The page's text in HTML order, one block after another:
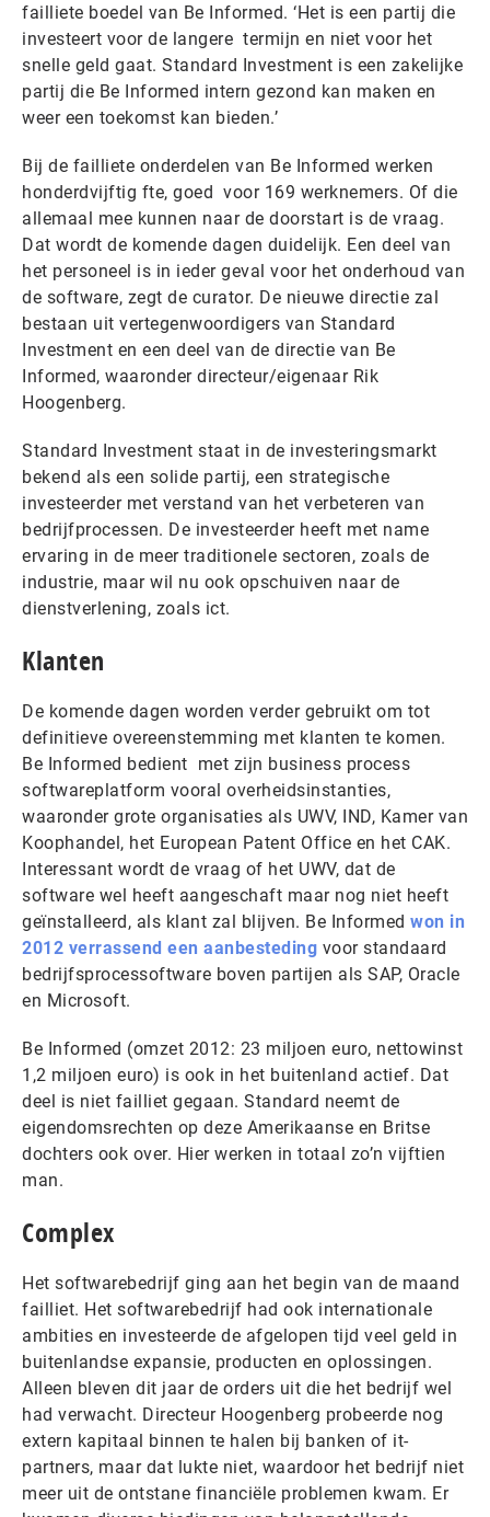
failliete boedel van Be Informed. ‘Het is een partij die
investeert voor de langere termijn en niet voor het
snelle geld gaat. Standard Investment is een zakelijke
partij die Be Informed intern gezond kan maken en
weer een toekomst kan bieden.’
Bij de failliete onderdelen van Be Informed werken
honderdvijftig fte, goed voor 169 werknemers. Of die
allemaal mee kunnen naar de doorstart is de vraag.
Dat wordt de komende dagen duidelijk. Een deel van
het personeel is in ieder geval voor het onderhoud van
de software, zegt de curator. De nieuwe directie zal
bestaan uit vertegenwoordigers van Standard
Investment en een deel van de directie van Be
Informed, waaronder directeur/eigenaar Rik
Hoogenberg.
Standard Investment staat in de investeringsmarkt
bekend als een solide partij, een strategische
investeerder met verstand van het verbeteren van
bedrijfprocessen. De investeerder heeft met name
ervaring in de meer traditionele sectoren, zoals de
industrie, maar wil nu ook opschuiven naar de
dienstverlening, zoals ict.
Klanten
De komende dagen worden verder gebruikt om tot
definitieve overeenstemming met klanten te komen.
Be Informed bedient met zijn business process
softwareplatform vooral overheidsinstanties,
waaronder grote organisaties als UWV, IND, Kamer van
Koophandel, het European Patent Office en het CAK.
Interessant wordt de vraag of het UWV, dat de
software wel heeft aangeschaft maar nog niet heeft
geïnstalleerd, als klant zal blijven. Be Informed won in
2012 verrassend een aanbesteding voor standaard
bedrijfsprocessoftware boven partijen als SAP, Oracle
en Microsoft.
Be Informed (omzet 2012: 23 miljoen euro, nettowinst
1,2 miljoen euro) is ook in het buitenland actief. Dat
deel is niet failliet gegaan. Standard neemt de
eigendomsrechten op deze Amerikaanse en Britse
dochters ook over. Hier werken in totaal zo’n vijftien
man.
Complex
Het softwarebedrijf ging aan het begin van de maand
failliet. Het softwarebedrijf had ook internationale
ambities en investeerde de afgelopen tijd veel geld in
buitenlandse expansie, producten en oplossingen.
Alleen bleven dit jaar de orders uit die het bedrijf wel
had verwacht. Directeur Hoogenberg probeerde nog
extern kapitaal binnen te halen bij banken of it-
partners, maar dat lukte niet, waardoor het bedrijf niet
meer uit de ontstane financiële problemen kwam. Er